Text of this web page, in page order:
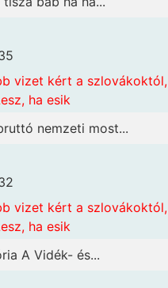
vizet kért a szlovákoktól,
ha esik
nemzeti most...
vizet kért a szlovákoktól,
ha esik
A Vidék- és...